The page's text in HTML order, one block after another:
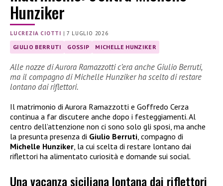
Hunziker
LUCREZIA CIOTTI |7 LUGLIO 2026
GIULIO BERRUTI GOSSIP MICHELLE HUNZIKER
Alle nozze di Aurora Ramazzotti c’era anche Giulio Berruti,
ma il compagno di Michelle Hunziker ha scelto di restare
lontano dai riflettori.
Il matrimonio di Aurora Ramazzotti e Goffredo Cerza
continua a far discutere anche dopo i festeggiamenti. Al
centro dell’attenzione non ci sono solo gli sposi, ma anche
la presunta presenza di Giulio Berruti , compagno di
Michelle Hunziker , la cui scelta di restare lontano dai
riflettori ha alimentato curiosità e domande sui social.
Una vacanza siciliana lontana dai riflettori